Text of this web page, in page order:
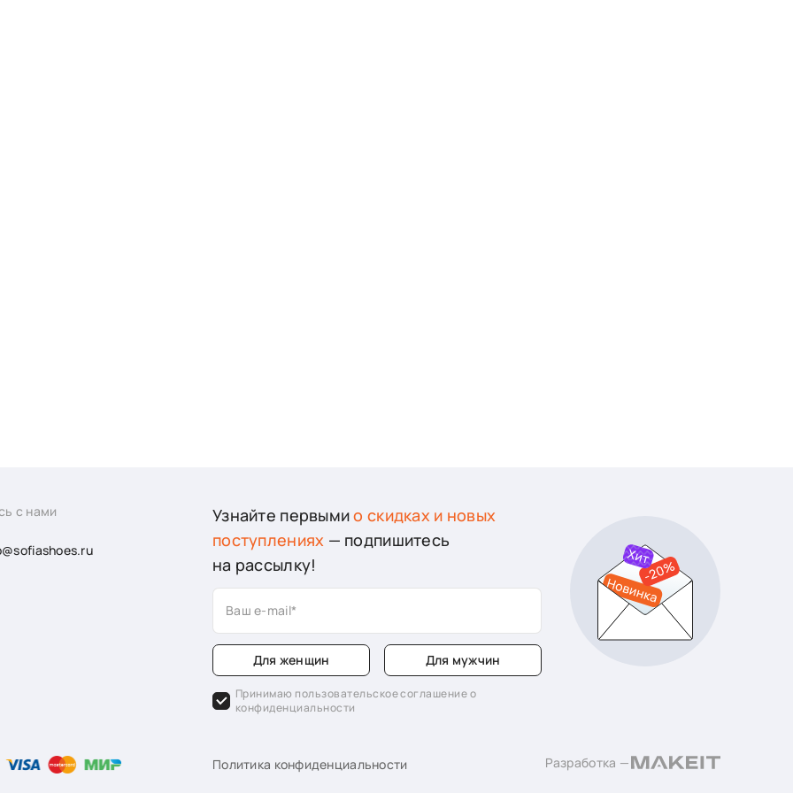
с нами Узнайте первымио скидках и новых
поступлениях — подпишитесь
на рассылку!
Ваш e-mail
Для женщин Для мужчин
Принимаю пользовательское соглашение о
конфиденциальности
Политика конфиденциальности Разработка —